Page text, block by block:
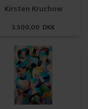
Kirsten Kruchow
3.500,00 DKK